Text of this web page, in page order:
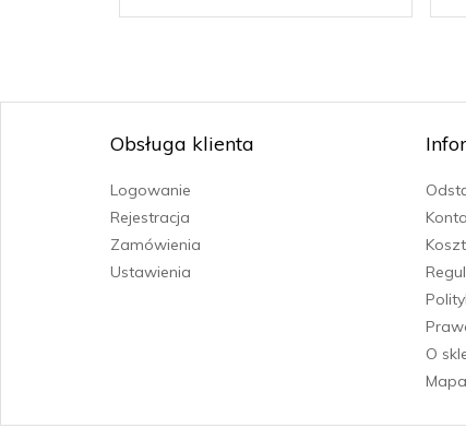
Obsługa klienta
Logowanie
Rejestracja
Zamówienia
Ustawienia
O